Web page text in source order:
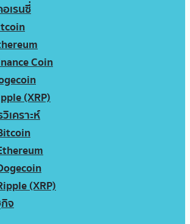
เรนซี่
Coin
(XRP)
เคราะห์
(XRP)
จ